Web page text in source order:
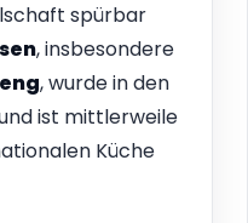
spürbar
, insbesondere
, wurde in den
ist mittlerweile
Küche